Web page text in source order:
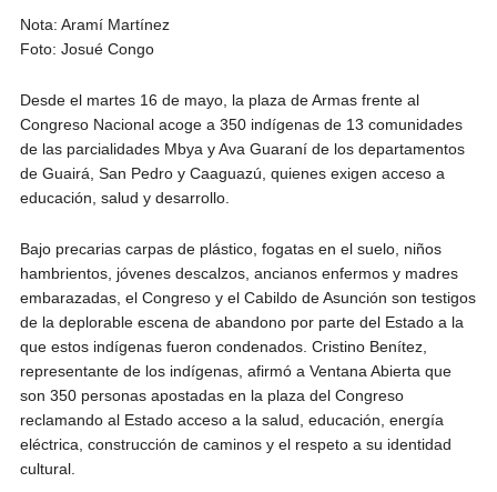
Nota: Aramí Martínez
Foto: Josué Congo
Desde el martes 16 de mayo, la plaza de Armas frente al
Congreso Nacional acoge a 350 indígenas de 13 comunidades
de las parcialidades Mbya y Ava Guaraní de los departamentos
de Guairá, San Pedro y Caaguazú, quienes exigen acceso a
educación, salud y desarrollo.
Bajo precarias carpas de plástico, fogatas en el suelo, niños
hambrientos, jóvenes descalzos, ancianos enfermos y madres
embarazadas, el Congreso y el Cabildo de Asunción son testigos
de la deplorable escena de abandono por parte del Estado a la
que estos indígenas fueron condenados. Cristino Benítez,
representante de los indígenas, afirmó a Ventana Abierta que
son 350 personas apostadas en la plaza del Congreso
reclamando al Estado acceso a la salud, educación, energía
eléctrica, construcción de caminos y el respeto a su identidad
cultural.